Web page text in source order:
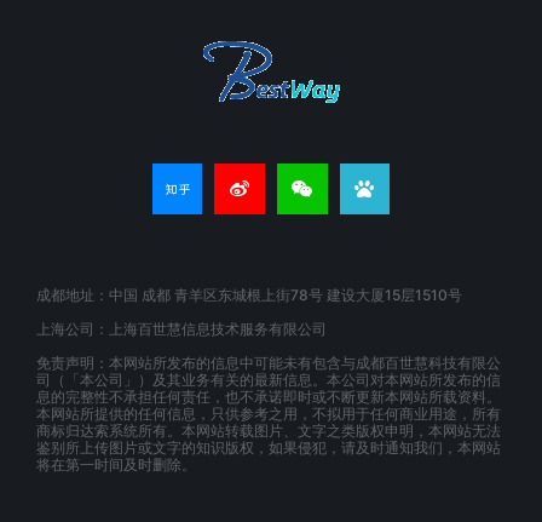
成都地址：中国 成都 青羊区东城根上街78号 建设大厦15层1510号
上海公司：上海百世慧信息技术服务有限公司
免责声明：本网站所发布的信息中可能未有包含与成都百世慧科技有限公
司（「本公司」）及其业务有关的最新信息。本公司对本网站所发布的信
息的完整性不承担任何责任，也不承诺即时或不断更新本网站所载资料。
本网站所提供的任何信息，只供参考之用，不拟用于任何商业用途，所有
商标归达索系统所有。本网站转载图片、文字之类版权申明，本网站无法
鉴别所上传图片或文字的知识版权，如果侵犯，请及时通知我们，本网站
将在第一时间及时删除。